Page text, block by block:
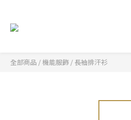
全部商品 /機能服飾 / 長袖排汗衫